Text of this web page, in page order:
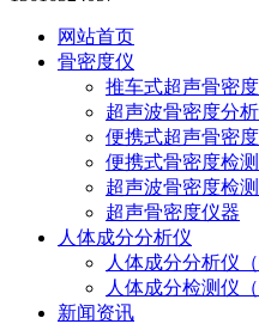
网站首页
骨密度仪
推车式超声骨密
超声波骨密度分
便携式超声骨密
便携式骨密度检测
超声波骨密度检测
超声骨密度仪器
人体成分分析仪
人体成分分析仪
人体成分检测仪
新闻资讯